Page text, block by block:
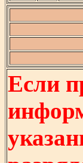
Если